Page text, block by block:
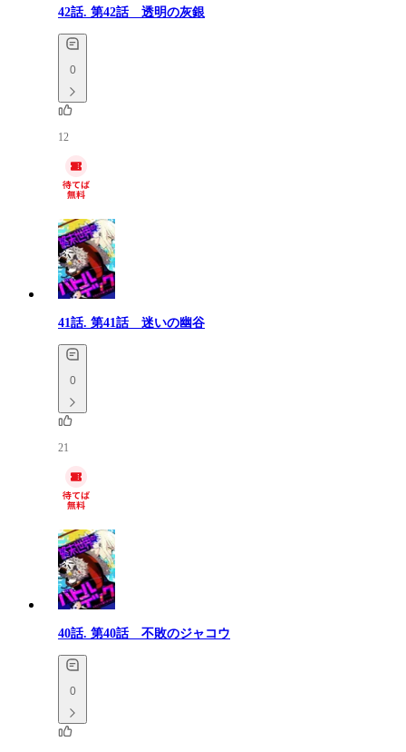
42話. 第42話 透明の灰銀
0
12
41話. 第41話 迷いの幽谷
0
21
40話. 第40話 不敗のジャコウ
0